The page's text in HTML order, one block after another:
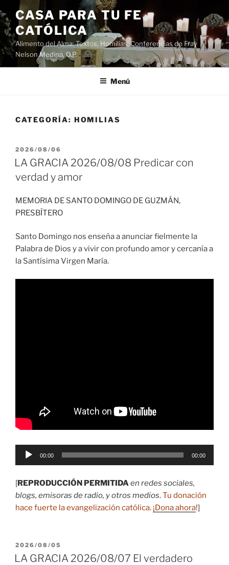
Saltar
al
contenido
CASA PARA TU FE
CATÓLICA
Alimento del Alma: Textos, Homilias, Conferencias de Fray
Nelson Medina, O.P.
Menú
CATEGORÍA: HOMILIAS
PUBLICADO
EL
2026/08/06
LA GRACIA 2026/08/08 Predicar con
verdad y amor
MEMORIA DE SANTO DOMINGO DE GUZMÁN,
PRESBÍTERO
Santo Domingo nos enseña a anunciar fielmente la
Palabra de Dios y a vivir con profundo amor y cercanía a
la Santísima Virgen María.
Reproductor
00:00 00:00
[REPRODUCCIÓN PERMITIDAen redes sociales,
blogs, emisoras de radio, y otros medios.Tu donación
hace fuerte la evangelización católica. ¡Dona ahora!]
PUBLICADO
EL
2026/08/05
LA GRACIA 2026/08/07 El verdadero